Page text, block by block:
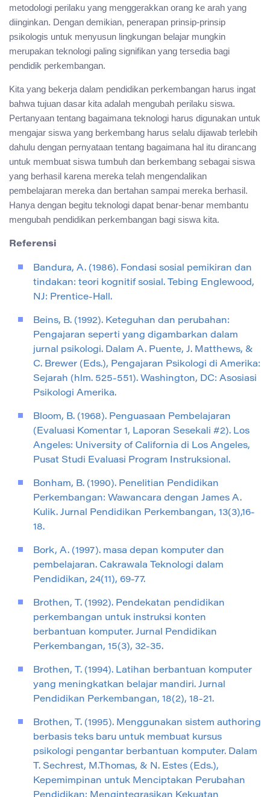
metodologi perilaku yang menggerakkan orang ke arah yang
diinginkan. Dengan demikian, penerapan prinsip-prinsip
psikologis untuk menyusun lingkungan belajar mungkin
merupakan teknologi paling signifikan yang tersedia bagi
pendidik perkembangan.
Kita yang bekerja dalam pendidikan perkembangan harus ingat
bahwa tujuan dasar kita adalah mengubah perilaku siswa.
Pertanyaan tentang bagaimana teknologi harus digunakan untuk
mengajar siswa yang berkembang harus selalu dijawab terlebih
dahulu dengan pernyataan tentang bagaimana hal itu dirancang
untuk membuat siswa tumbuh dan berkembang sebagai siswa
yang berhasil karena mereka telah mengendalikan
pembelajaran mereka dan bertahan sampai mereka berhasil.
Hanya dengan begitu teknologi dapat benar-benar membantu
mengubah pendidikan perkembangan bagi siswa kita.
Referensi
Bandura, A. (1986). Fondasi sosial pemikiran dan
tindakan: teori kognitif sosial. Tebing Englewood,
NJ: Prentice-Hall.
Beins, B. (1992). Keteguhan dan perubahan:
Pengajaran seperti yang digambarkan dalam
jurnal psikologi. Dalam A. Puente, J. Matthews, &
C. Brewer (Eds.), Pengajaran Psikologi di Amerika:
Sejarah (hlm. 525-551). Washington, DC: Asosiasi
Psikologi Amerika.
Bloom, B. (1968). Penguasaan Pembelajaran
(Evaluasi Komentar 1, Laporan Sesekali #2). Los
Angeles: University of California di Los Angeles,
Pusat Studi Evaluasi Program Instruksional.
Bonham, B. (1990). Penelitian Pendidikan
Perkembangan: Wawancara dengan James A.
Kulik. Jurnal Pendidikan Perkembangan, 13(3),16-
18.
Bork, A. (1997). masa depan komputer dan
pembelajaran. Cakrawala Teknologi dalam
Pendidikan, 24(11), 69-77.
Brothen, T. (1992). Pendekatan pendidikan
perkembangan untuk instruksi konten
berbantuan komputer. Jurnal Pendidikan
Perkembangan, 15(3), 32-35.
Brothen, T. (1994). Latihan berbantuan komputer
yang meningkatkan belajar mandiri. Jurnal
Pendidikan Perkembangan, 18(2), 18-21.
Brothen, T. (1995). Menggunakan sistem authoring
berbasis teks baru untuk membuat kursus
psikologi pengantar berbantuan komputer. Dalam
T. Sechrest, M.Thomas, & N. Estes (Eds.),
Kepemimpinan untuk Menciptakan Perubahan